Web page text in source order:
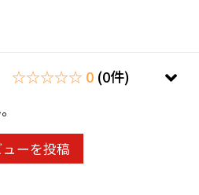
☆☆☆☆☆ 0 (0件)
ューを投稿